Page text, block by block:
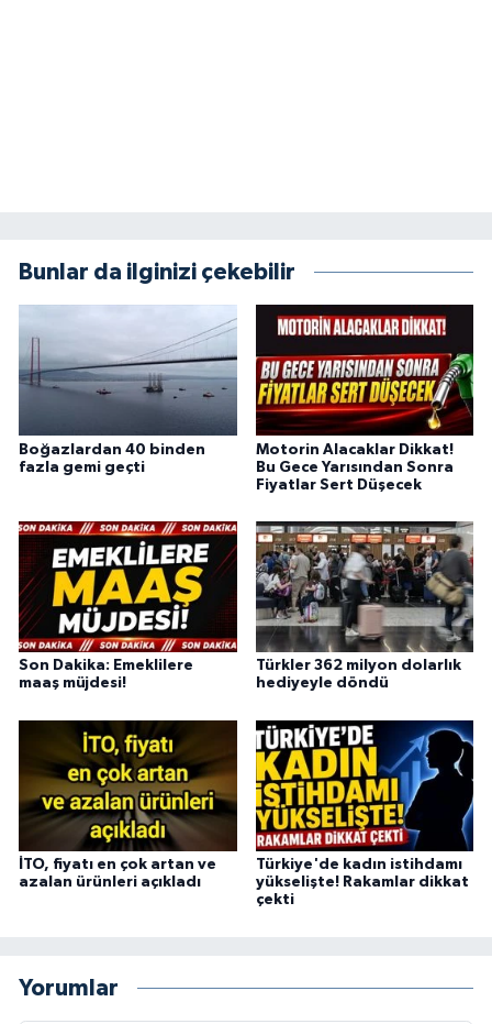
Bunlar da ilginizi çekebilir
Boğazlardan 40 binden
fazla gemi geçti
Motorin Alacaklar Dikkat!
Bu Gece Yarısından Sonra
Fiyatlar Sert Düşecek
Son Dakika: Emeklilere
maaş müjdesi!
Türkler 362 milyon dolarlık
hediyeyle döndü
İTO, fiyatı en çok artan ve
azalan ürünleri açıkladı
Türkiye'de kadın istihdamı
yükselişte! Rakamlar dikkat
çekti
Yorumlar